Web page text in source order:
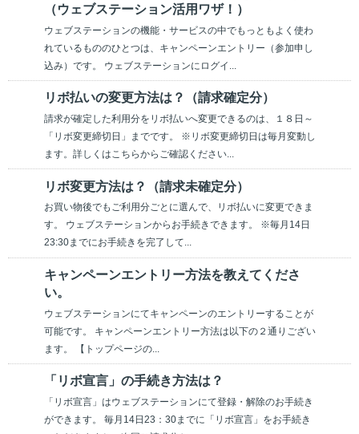
（ウェブステーション活用ワザ！）
ウェブステーションの機能・サービスの中でもっともよく使わ
れているもののひとつは、キャンペーンエントリー（参加申し
込み）です。 ウェブステーションにログイ...
リボ払いの変更方法は？（請求確定分）
請求が確定した利用分をリボ払いへ変更できるのは、１８日～
「リボ変更締切日」までです。 ※リボ変更締切日は毎月変動し
ます。詳しくはこちらからご確認ください...
リボ変更方法は？（請求未確定分）
お買い物後でもご利用分ごとに選んで、リボ払いに変更できま
す。 ウェブステーションからお手続きできます。 ※毎月14日
23:30までにお手続きを完了して...
キャンペーンエントリー方法を教えてくださ
い。
ウェブステーションにてキャンペーンのエントリーすることが
可能です。 キャンペーンエントリー方法は以下の２通りござい
ます。 【トップページの...
「リボ宣言」の手続き方法は？
「リボ宣言」はウェブステーションにて登録・解除のお手続き
ができます。 毎月14日23：30までに「リボ宣言」をお手続き